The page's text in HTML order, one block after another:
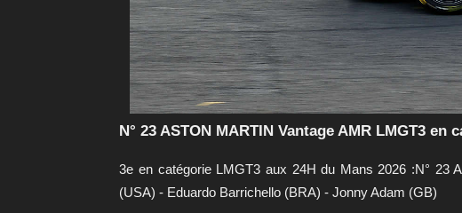
N° 23 ASTON MARTIN Vantage AMR LMGT3 en
3e en catégorie LMGT3 aux 24H du Mans 2026 :N° 23
(USA) - Eduardo Barrichello (BRA) - Jonny Adam (GB)